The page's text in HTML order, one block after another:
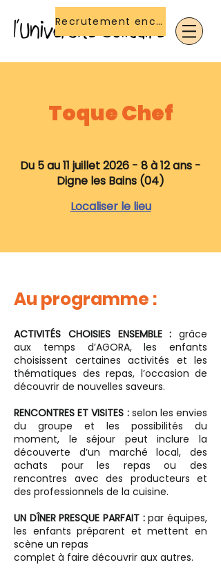
Recrutement encadrant(e)s
Toque Chef
Du 5 au 11 juillet 2026 - 8 à 12 ans -
Digne les Bains (04)
Localiser le lieu
Au programme :
ACTIVITÉS CHOISIES ENSEMBLE : grâce
aux temps d’AGORA, les enfants
choisissent certaines activités et les
thématiques des repas, l’occasion de
découvrir de nouvelles saveurs.
RENCONTRES ET VISITES :selon les envies
du groupe et les possibilités du
moment, le séjour peut inclure la
découverte d’un marché local, des
achats pour les repas ou des
rencontres avec des producteurs et
des professionnels de la cuisine.
UN DÎNER PRESQUE PARFAIT :par équipes,
les enfants préparent et mettent en
scène un repas
complet à faire découvrir aux autres.